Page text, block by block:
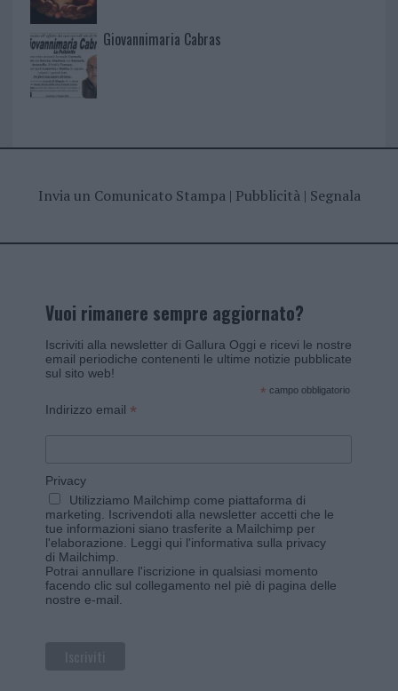
Giovannimaria Cabras
Invia un Comunicato Stampa| Pubblicità| Segnala
Vuoi rimanere sempre aggiornato?
Iscriviti alla newsletter di Gallura Oggi e ricevi le nostre
email periodiche contenenti le ultime notizie pubblicate
sul sito web!
* campo obbligatorio
Indirizzo email *
Privacy
Utilizziamo Mailchimp come piattaforma di
marketing. Iscrivendoti alla newsletter accetti che le
tue informazioni siano trasferite a Mailchimp per
l'elaborazione. Leggi qui l'informativa sulla privacy
di Mailchimp
Potrai annullare l'iscrizione in qualsiasi momento
facendo clic sul collegamento nel piè di pagina delle
nostre e-mail.